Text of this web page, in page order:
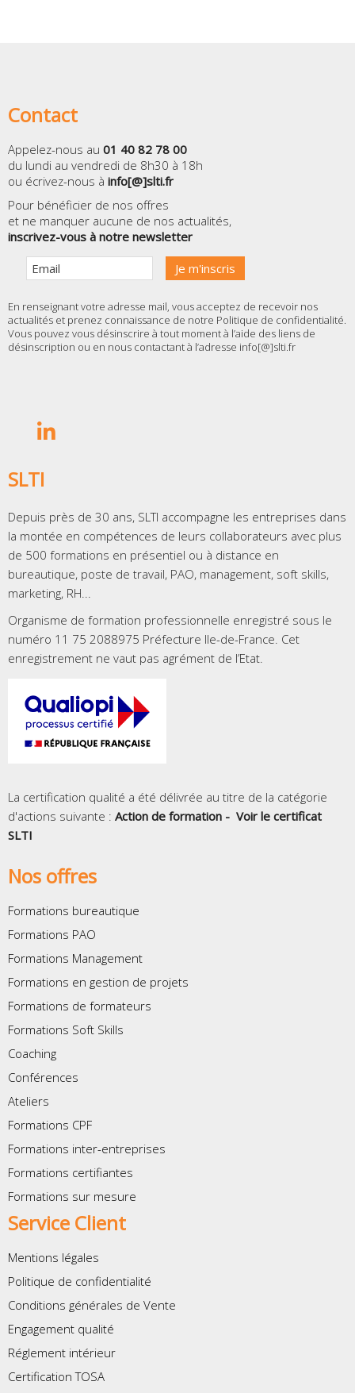
Contact
Appelez-nous au 01 40 82 78 00
du lundi au vendredi de 8h30 à 18h
ou écrivez-nous à info[@]slti.fr
Pour bénéficier de nos offres
et ne manquer aucune de nos actualités,
inscrivez-vous à notre newsletter
En renseignant votre adresse mail, vous acceptez de recevoir nos
actualités et prenez connaissance de notre Politique de confidentialité.
Vous pouvez vous désinscrire à tout moment à l’aide des liens de
désinscription ou en nous contactant à l’adresse info[@]slti.fr
SLTI
Depuis près de 30 ans, SLTI accompagne les entreprises dans
la montée en compétences de leurs collaborateurs avec plus
de 500 formations en présentiel ou à distance en
bureautique, poste de travail, PAO, management, soft skills,
marketing, RH...
Organisme de formation professionnelle enregistré sous le
numéro 11 75 2088975 Préfecture Ile-de-France. Cet
enregistrement ne vaut pas agrément de l’Etat.
La certification qualité a été délivrée au titre de la catégorie
d'actions suivante : Action de formation - Voir le certificat
SLTI
Nos offres
Formations bureautique
Formations PAO
Formations Management
Formations en gestion de projets
Formations de formateurs
Formations Soft Skills
Coaching
Conférences
Ateliers
Formations CPF
Formations inter-entreprises
Formations certifiantes
Formations sur mesure
Service Client
Mentions légales
Politique de confidentialité
Conditions générales de Vente
Engagement qualité
Réglement intérieur
Certification TOSA